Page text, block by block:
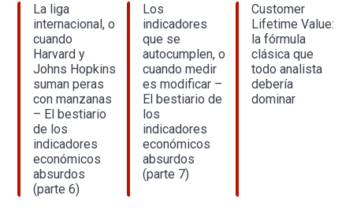
La liga
internacional, o
cuando
Harvard y
Johns Hopkins
suman peras
con manzanas
– El bestiario
de los
indicadores
económicos
absurdos
(parte 6)
Los
indicadores
que se
autocumplen, o
cuando medir
es modificar –
El bestiario de
los
indicadores
económicos
absurdos
(parte 7)
Customer
Lifetime Value:
la fórmula
clásica que
todo analista
debería
dominar